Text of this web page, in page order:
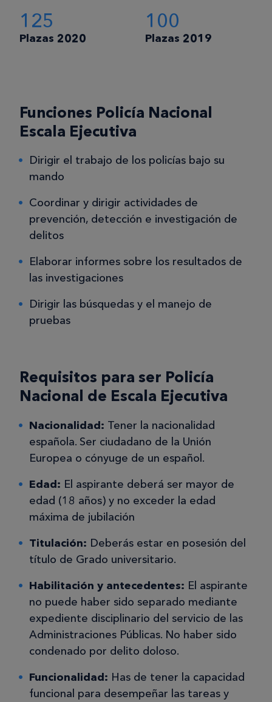
125
Plazas 2020
100
Plazas 2019
Funciones Policía Nacional
Escala Ejecutiva
Dirigir el trabajo de los policías bajo su
mando
Coordinar y dirigir actividades de
prevención, detección e investigación de
delitos
Elaborar informes sobre los resultados de
las investigaciones
Dirigir las búsquedas y el manejo de
pruebas
Requisitos para ser Policía
Nacional de Escala Ejecutiva
Nacionalidad: Tener la nacionalidad
española. Ser ciudadano de la Unión
Europea o cónyuge de un español.
Edad: El aspirante deberá ser mayor de
edad (18 años) y no exceder la edad
máxima de jubilación
Titulación: Deberás estar en posesión del
título de Grado universitario.
Habilitación y antecedentes: El aspirante
no puede haber sido separado mediante
expediente disciplinario del servicio de las
Administraciones Públicas. No haber sido
condenado por delito doloso.
Funcionalidad: Has de tener la capacidad
funcional para desempeñar las tareas y